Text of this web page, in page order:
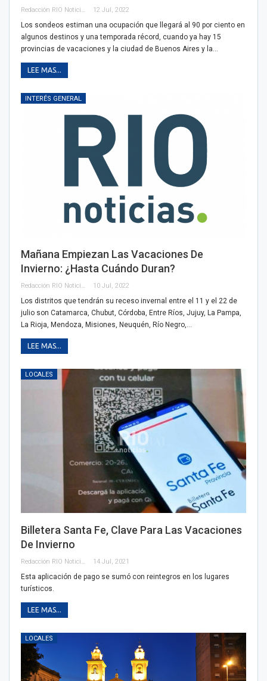
Redacción RIO Noticias 12 Jul, 2022
Los sondeos estiman una ocupación que llegará al 90 por ciento en
algunos destinos y una temporada récord, cuando ya hay 15
provincias de vacaciones y la ciudad de Buenos Aires y la…
LEE MAS...
INTERÉS GENERAL
Mañana Empiezan Las Vacaciones De
Invierno: ¿hasta Cuándo Duran?
Redacción RIO Noticias 10 Jul, 2022
Los distritos que tendrán su receso invernal entre el 11 y el 22 de
julio son Catamarca, Chubut, Córdoba, Entre Ríos, Jujuy, La Pampa,
La Rioja, Mendoza, Misiones, Neuquén, Río Negro,…
LEE MAS...
LOCALES
Billetera Santa Fe, Clave Para Las Vacaciones
De Invierno
Redacción RIO Noticias 14 Jul, 2021
Esta aplicación de pago se sumó con reintegros en los lugares
turísticos.
LEE MAS...
LOCALES